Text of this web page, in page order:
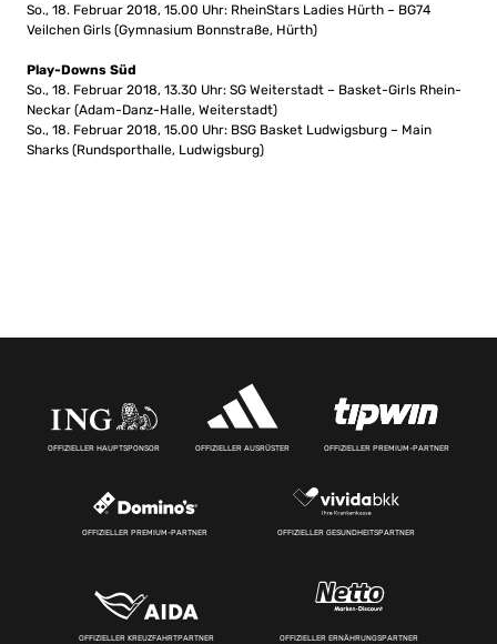
So., 18. Februar 2018, 15.00 Uhr: RheinStars Ladies Hürth – BG74
Veilchen Girls (Gymnasium Bonnstraße, Hürth)
Play-Downs Süd
So., 18. Februar 2018, 13.30 Uhr: SG Weiterstadt – Basket-Girls Rhein-
Neckar (Adam-Danz-Halle, Weiterstadt)
So., 18. Februar 2018, 15.00 Uhr: BSG Basket Ludwigsburg – Main
Sharks (Rundsporthalle, Ludwigsburg)
OFFIZIELLER HAUPTSPONSOR OFFIZIELLER AUSRÜSTER OFFIZIELLER PREMIUM-PARTNER
OFFIZIELLER PREMIUM-PARTNER OFFIZIELLER GESUNDHEITSPARTNER
OFFIZIELLER KREUZFAHRTPARTNER OFFIZIELLER ERNÄHRUNGSPARTNER